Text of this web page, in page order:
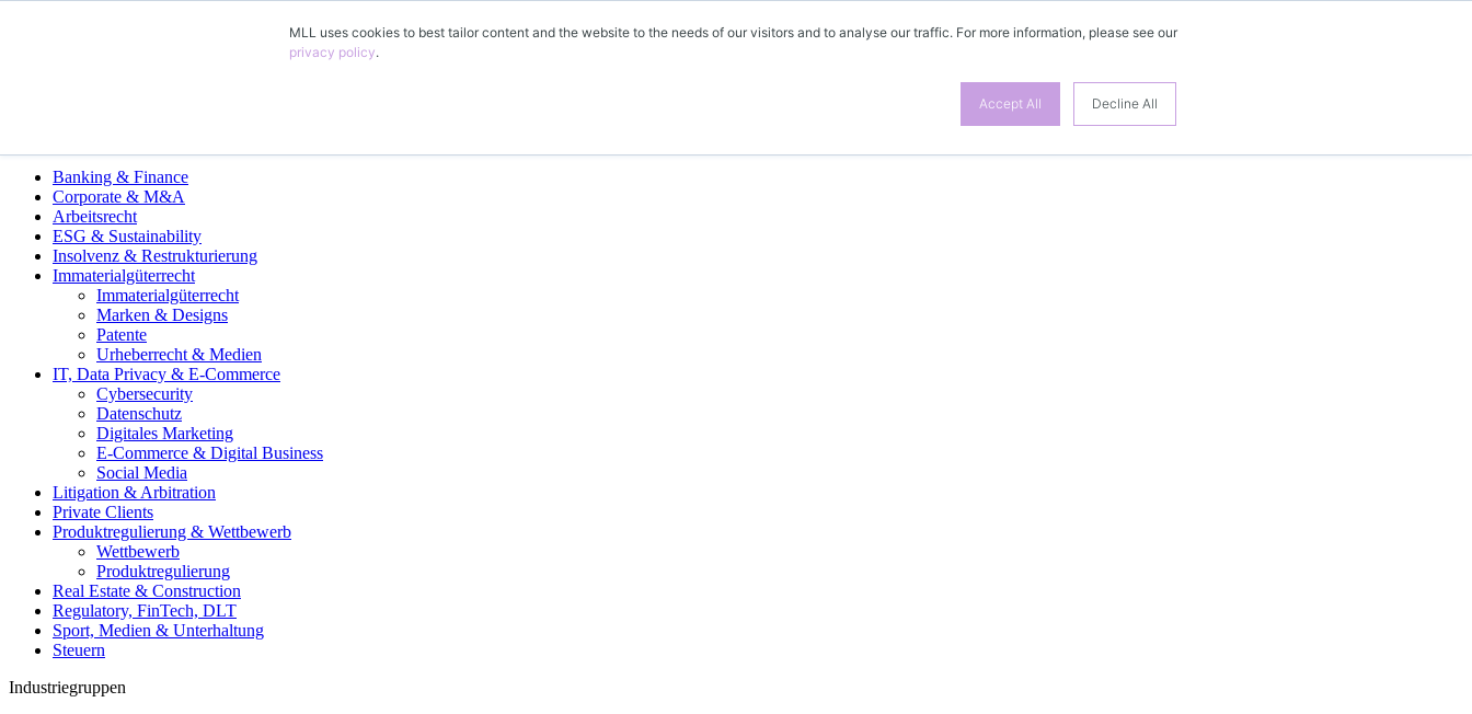
MLL uses cookies to best tailor content and the website to the needs of our visitors and to analyse our traffic. For more information, please see our
privacy policy.
Accept All Decline All
Banking & Finance
Corporate & M&A
Arbeitsrecht
ESG & Sustainability
Insolvenz & Restrukturierung
Immaterialgüterrecht
Immaterialgüterrecht
Marken & Designs
Patente
Urheberrecht & Medien
IT, Data Privacy & E-Commerce
Cybersecurity
Datenschutz
Digitales Marketing
E-Commerce & Digital Business
Social Media
Litigation & Arbitration
Private Clients
Produktregulierung & Wettbewerb
Wettbewerb
Produktregulierung
Real Estate & Construction
Regulatory, FinTech, DLT
Sport, Medien & Unterhaltung
Steuern
Industriegruppen